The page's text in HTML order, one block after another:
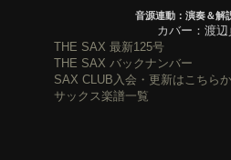
音源連動：演奏＆解
カバー：渡辺
THE SAX 最新125号
THE SAX バックナンバー
SAX CLUB入会・更新はこちら
サックス楽譜一覧